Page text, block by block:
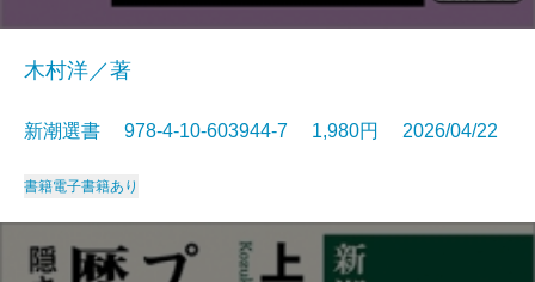
木村洋／著
新潮選書 978-4-10-603944-7 1,980円 2026/04/22
書籍電子書籍あり